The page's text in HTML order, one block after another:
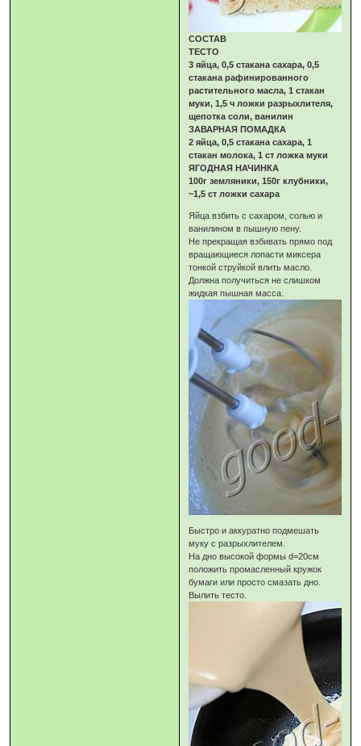
СОСТАВ
ТЕСТО
3 яйца, 0,5 стакана сахара, 0,5
стакана рафинированного
растительного масла, 1 стакан
муки, 1,5 ч ложки разрыхлителя,
щепотка соли, ванилин
ЗАВАРНАЯ ПОМАДКА
2 яйца, 0,5 стакана сахара, 1
стакан молока, 1 ст ложка муки
ЯГОДНАЯ НАЧИНКА
100г земляники, 150г клубники,
~1,5 ст ложки сахара
Яйца взбить с сахаром, солью и
ванилином в пышную пену.
Не прекращая взбивать прямо под
вращающиеся лопасти миксера
тонкой струйкой влить масло.
Должна получиться не слишком
жидкая пышная масса.
Быстро и аккуратно подмешать
муку с разрыхлителем.
На дно высокой формы d=20см
положить промасленный кружок
бумаги или просто смазать дно.
Вылить тесто.